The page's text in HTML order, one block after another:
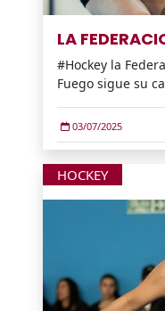
LA
#Hockey la
Fuego sigue su
03/07/2025
HOCKEY